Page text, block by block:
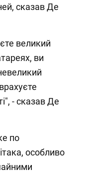
сказав Де
великий
ви
- сказав Де
по
особливо